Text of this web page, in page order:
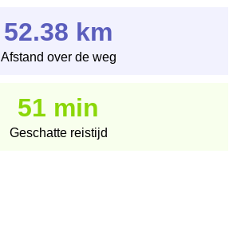
52.38 km
Afstand over de weg
51 min
Geschatte reistijd